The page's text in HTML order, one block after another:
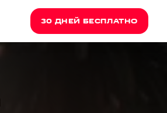
30 ДНЕЙ БЕСПЛАТНО